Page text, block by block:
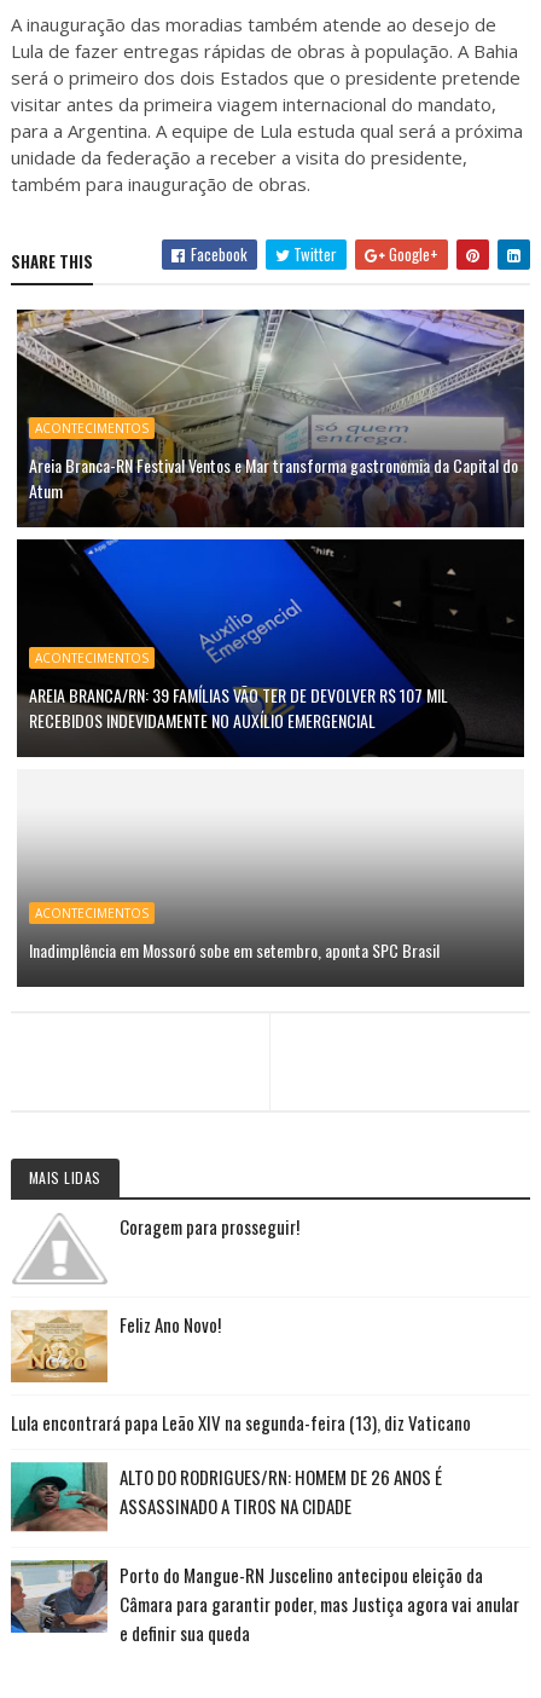
A inauguração das moradias também atende ao desejo de
Lula de fazer entregas rápidas de obras à população. A Bahia
será o primeiro dos dois Estados que o presidente pretende
visitar antes da primeira viagem internacional do mandato,
para a Argentina. A equipe de Lula estuda qual será a próxima
unidade da federação a receber a visita do presidente,
também para inauguração de obras.
SHARE THIS Facebook Twitter Google+
ACONTECIMENTOS
Areia Branca-RN Festival Ventos e Mar transforma gastronomia da Capital do
Atum
ACONTECIMENTOS
AREIA BRANCA/RN: 39 FAMÍLIAS VÃO TER DE DEVOLVER R$ 107 MIL
RECEBIDOS INDEVIDAMENTE NO AUXÍLIO EMERGENCIAL
ACONTECIMENTOS
Inadimplência em Mossoró sobe em setembro, aponta SPC Brasil
MAIS LIDAS
Coragem para prosseguir!
Feliz Ano Novo!
Lula encontrará papa Leão XIV na segunda-feira (13), diz Vaticano
ALTO DO RODRIGUES/RN: HOMEM DE 26 ANOS É
ASSASSINADO A TIROS NA CIDADE
Porto do Mangue-RN Juscelino antecipou eleição da
Câmara para garantir poder, mas Justiça agora vai anular
e definir sua queda